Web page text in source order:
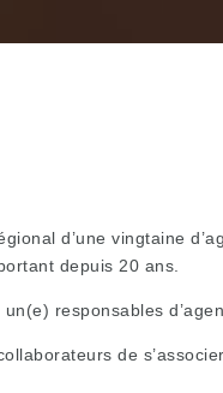
d’une vingtaine
depuis 20 ans.
responsables
de